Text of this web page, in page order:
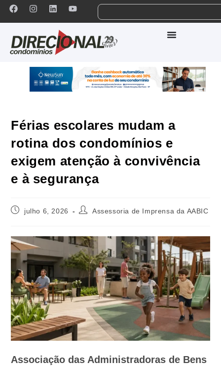
Férias escolares mudam a
rotina dos condomínios e
exigem atenção à convivência
e à segurança
julho 6, 2026 Assessoria de Imprensa da AABIC
Associação das Administradoras de Bens